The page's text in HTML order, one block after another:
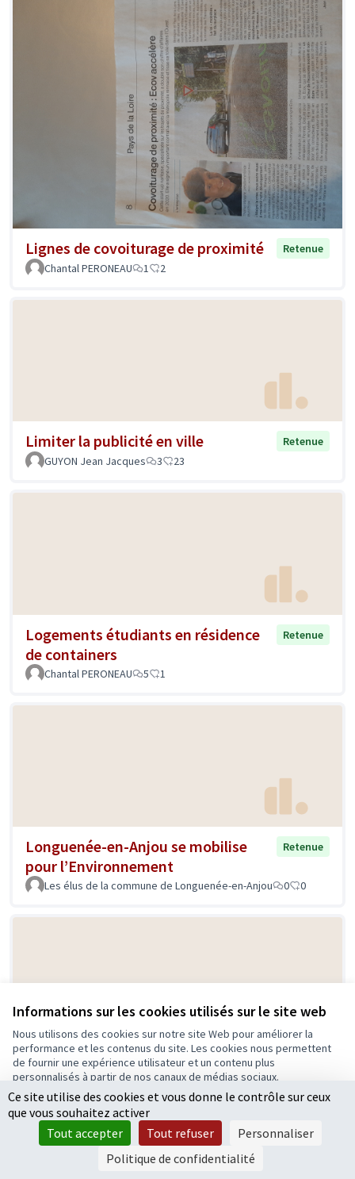
Informations sur les cookies utilisés sur le site web
Nous utilisons des cookies sur notre site Web pour améliorer la
performance et les contenus du site. Les cookies nous permettent
de fournir une expérience utilisateur et un contenu plus
personnalisés à partir de nos canaux de médias sociaux.
Tout accepter
Accepter seulement les cookies essentiels
Paramètres
Lignes de covoiturage de proximité
Retenue
Chantal PERONEAU
1 2
Limiter la publicité en ville
Retenue
GUYON Jean Jacques
3 23
Logements étudiants en résidence
de containers
Retenue
Chantal PERONEAU 5 1
Longuenée-en-Anjou se mobilise
pour l’Environnement
Retenue
Les élus de la commune de Longuenée-en-Anjou 0 0
Luttez contre le gaspillage
alimentaire dans les cantines
scolaires
AH 0 1
Ce site utilise des cookies et vous donne le contrôle sur ceux
que vous souhaitez activer
Tout accepter
Tout refuser
Personnaliser
Politique de confidentialité